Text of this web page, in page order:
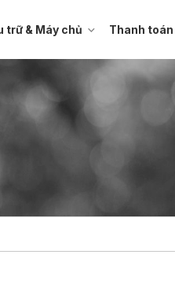
trữ & Máy chủ Thanh toán